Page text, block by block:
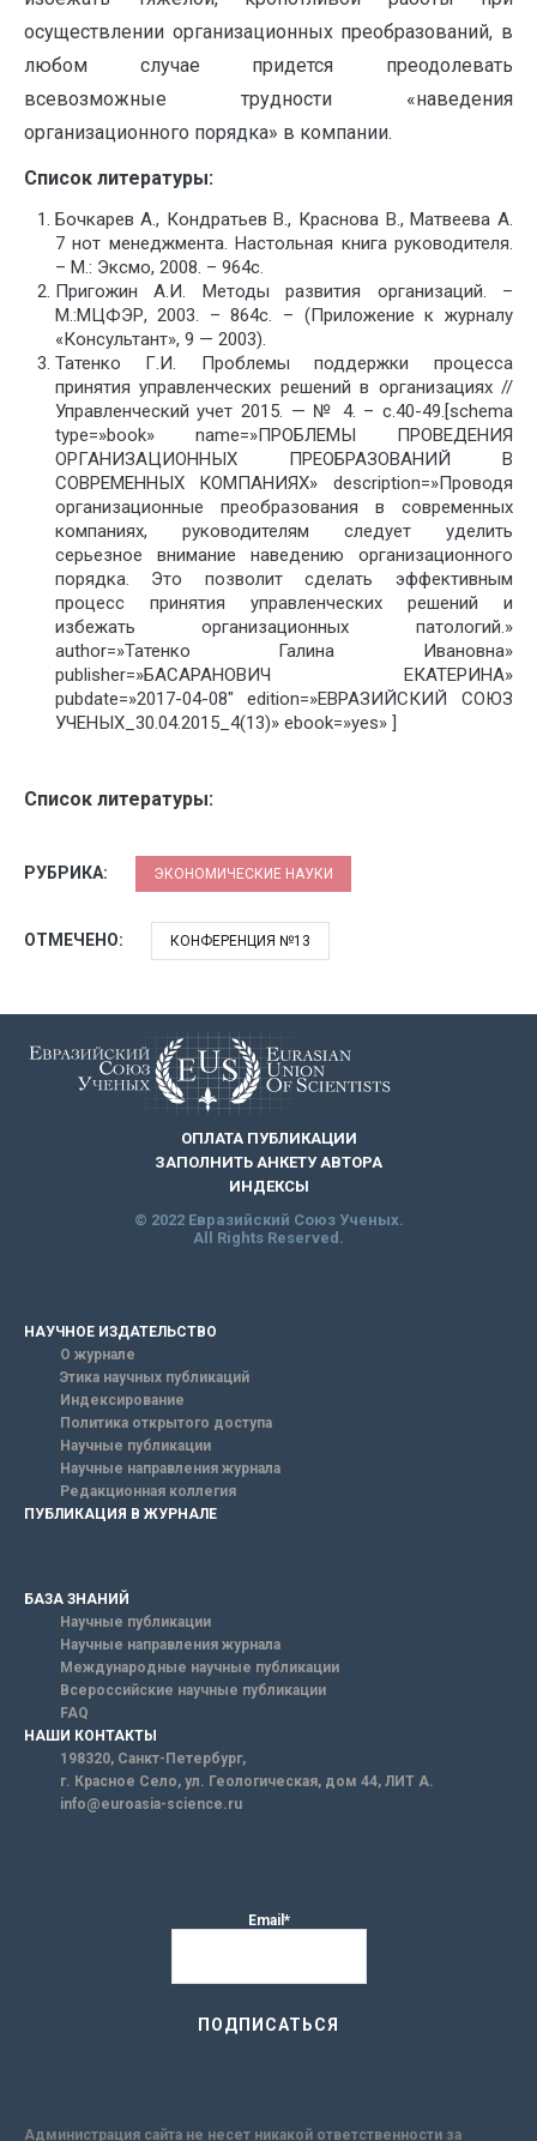
осуществлении организационных преобразований, в
любом случае придется преодолевать
всевозможные трудности «наведения
организационного порядка» в компании.
Список литературы:
Бочкарев А., Кондратьев В., Краснова В., Матвеева А.
7 нот менеджмента. Настольная книга руководителя.
– М.: Эксмо, 2008. – 964с.
Пригожин А.И. Методы развития организаций. –
М.:МЦФЭР, 2003. – 864с. – (Приложение к журналу
«Консультант», 9 — 2003).
Татенко Г.И. Проблемы поддержки процесса
принятия управленческих решений в организациях //
Управленческий учет 2015. — № 4. – с.40-49.[schema
type=»book» name=»ПРОБЛЕМЫ ПРОВЕДЕНИЯ
ОРГАНИЗАЦИОННЫХ ПРЕОБРАЗОВАНИЙ В
СОВРЕМЕННЫХ КОМПАНИЯХ» description=»Проводя
организационные преобразования в современных
компаниях, руководителям следует уделить
серьезное внимание наведению организационного
порядка. Это позволит сделать эффективным
процесс принятия управленческих решений и
избежать организационных патологий.»
author=»Татенко Галина Ивановна»
publisher=»БАСАРАНОВИЧ ЕКАТЕРИНА»
pubdate=»2017-04-08″ edition=»ЕВРАЗИЙСКИЙ СОЮЗ
УЧЕНЫХ_30.04.2015_4(13)» ebook=»yes» ]
Список литературы:
РУБРИКА: ЭКОНОМИЧЕСКИЕ НАУКИ
ОТМЕЧЕНО: КОНФЕРЕНЦИЯ №13
ОПЛАТА ПУБЛИКАЦИИ
ЗАПОЛНИТЬ АНКЕТУ АВТОРА
ИНДЕКСЫ
© 2022 Евразийский Союз Ученых.
All Rights Reserved.
НАУЧНОЕ ИЗДАТЕЛЬСТВО
О журнале
Этика научных публикаций
Индексирование
Политика открытого доступа
Научные публикации
Научные направления журнала
Редакционная коллегия
ПУБЛИКАЦИЯ В ЖУРНАЛЕ
БАЗА ЗНАНИЙ
Научные публикации
Научные направления журнала
Международные научные публикации
Всероссийские научные публикации
FAQ
НАШИ КОНТАКТЫ
198320, Санкт-Петербург,
г. Красное Село, ул. Геологическая, дом 44, ЛИТ А.
info@euroasia-science.ru
Email*
Администрация сайта не несет никакой ответственности за